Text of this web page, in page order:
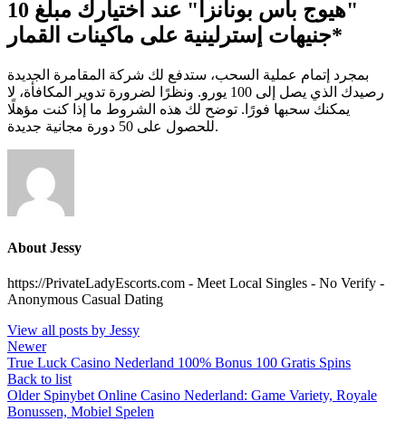
"هيوج باس بونانزا" عند اختيارك مبلغ 10
جنيهات إسترلينية على ماكينات القمار*
بمجرد إتمام عملية السحب، ستدفع لك شركة المقامرة الجديدة
رصيدك الذي يصل إلى 100 يورو. ونظرًا لضرورة تدوير المكافأة، لا
يمكنك سحبها فورًا. توضح لك هذه الشروط ما إذا كنت مؤهلًا
للحصول على 50 دورة مجانية جديدة.
About Jessy
https://PrivateLadyEscorts.com - Meet Local Singles - No Verify -
Anonymous Casual Dating
View all posts by Jessy
Newer
True Luck Casino Nederland 100% Bonus 100 Gratis Spins
Back to list
Older Spinybet Online Casino Nederland: Game Variety, Royale
Bonussen, Mobiel Spelen